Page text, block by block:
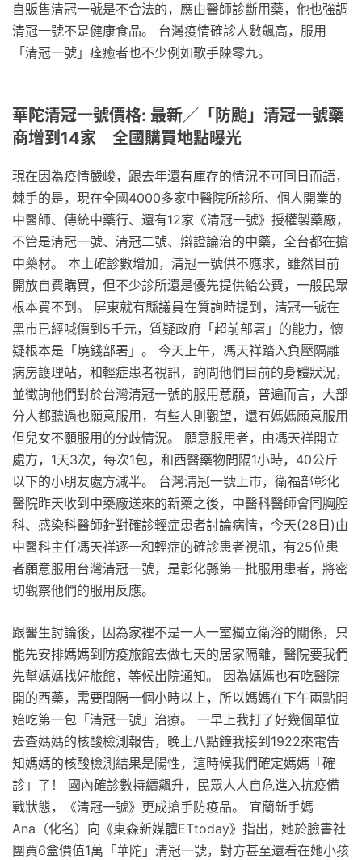
自販售清冠一號是不合法的，應由醫師診斷用藥，他也強調
清冠一號不是健康食品。 台灣疫情確診人數飆高，服用
「清冠一號」痊癒者也不少例如歌手陳零九。
華陀清冠一號價格: 最新／「防颱」清冠一號藥
商增到14家 全國購買地點曝光
現在因為疫情嚴峻，跟去年還有庫存的情況不可同日而語，
棘手的是，現在全國4000多家中醫院所診所、個人開業的
中醫師、傳統中藥行、還有12家《清冠一號》授權製藥廠，
不管是清冠一號、清冠二號、辯證論治的中藥，全台都在搶
中藥材。 本土確診數增加，清冠一號供不應求，雖然目前
開放自費購買，但不少診所還是優先提供給公費，一般民眾
根本買不到。 屏東就有縣議員在質詢時提到，清冠一號在
黑市已經喊價到5千元，質疑政府「超前部署」的能力，懷
疑根本是「燒錢部署」。 今天上午，馮天祥踏入負壓隔離
病房護理站，和輕症患者視訊，詢問他們目前的身體狀況，
並徵詢他們對於台灣清冠一號的服用意願，普遍而言，大部
分人都聽過也願意服用，有些人則觀望，還有媽媽願意服用
但兒女不願服用的分歧情況。 願意服用者，由馮天祥開立
處方，1天3次，每次1包，和西醫藥物間隔1小時，40公斤
以下的小朋友處方減半。 台灣清冠一號上市，衛福部彰化
醫院昨天收到中藥廠送來的新藥之後，中醫科醫師會同胸腔
科、感染科醫師針對確診輕症患者討論病情，今天(28日)由
中醫科主任馮天祥逐一和輕症的確診患者視訊，有25位患
者願意服用台灣清冠一號，是彰化縣第一批服用患者，將密
切觀察他們的服用反應。
跟醫生討論後，因為家裡不是一人一室獨立衛浴的關係，只
能先安排媽媽到防疫旅館去做七天的居家隔離，醫院要我們
先幫媽媽找好旅館，等候出院通知。 因為媽媽也有吃醫院
開的西藥，需要間隔一個小時以上，所以媽媽在下午兩點開
始吃第一包「清冠一號」治療。 一早上我打了好幾個單位
去查媽媽的核酸檢測報告，晚上八點鐘我接到1922來電告
知媽媽的核酸檢測結果是陽性，這時候我們確定媽媽「確
診」了！ 國內確診數持續飆升，民眾人人自危進入抗疫備
戰狀態，《清冠一號》更成搶手防疫品。 宜蘭新手媽
Ana（化名）向《東森新媒體ETtoday》指出，她於臉書社
團買6盒價值1萬「華陀」清冠一號，對方甚至還看在她小孩